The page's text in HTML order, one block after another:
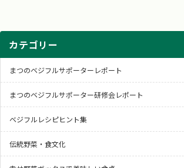
カテゴリー
まつのベジフルサポーターレポート
まつのベジフルサポーター研修会レポート
ベジフルレシピヒント集
伝統野菜・食文化